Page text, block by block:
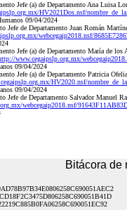
Jefe (a) de Departamento Ana
HV2021Dos.nsf/
09/04/2024
Jefe de Departamento Juan Román
webcegaip2018.nsf/
Jefe (a) de Departamento María de
www.cegaipslp.org.mx/
09/04/2024
Jefe (a) de Departamento Patricia
HV2020.nsf/
09/04/2024
Jefe de Departamento Salvador
webcegaip2018.nsf/
Bitácora de